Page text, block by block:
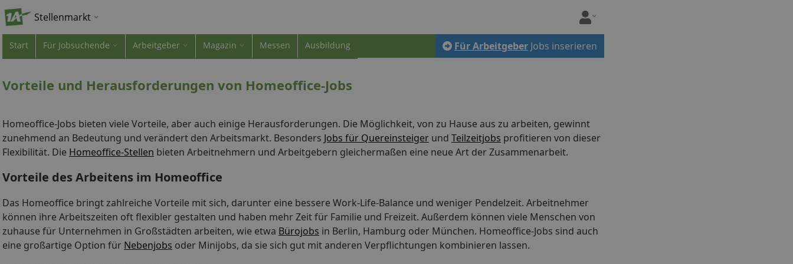
Stellenmarkt
Start Für Jobsuchende Arbeitgeber Magazin Messen Ausbildung Für Arbeitgeber Jobs inserieren
Vorteile und Herausforderungen von Homeoffice-Jobs
Homeoffice-Jobs bieten viele Vorteile, aber auch einige Herausforderungen. Die Möglichkeit, von zu Hause aus zu arbeiten, gewinnt
zunehmend an Bedeutung und verändert den Arbeitsmarkt. Besonders Jobs für Quereinsteiger und Teilzeitjobs profitieren von dieser
Flexibilität. Die Homeoffice-Stellen bieten Arbeitnehmern und Arbeitgebern gleichermaßen eine neue Art der Zusammenarbeit.
Vorteile des Arbeitens im Homeoffice
Das Homeoffice bringt zahlreiche Vorteile mit sich, darunter eine bessere Work-Life-Balance und weniger Pendelzeit. Arbeitnehmer
können ihre Arbeitszeiten oft flexibler gestalten und haben mehr Zeit für Familie und Freizeit. Außerdem können viele Menschen von
zuhause für Unternehmen in Großstädten arbeiten, wie etwa Bürojobs in Berlin, Hamburg oder München. Homeoffice-Jobs sind auch
eine großartige Option für Nebenjobs oder Minijobs, da sie sich gut mit anderen Verpflichtungen kombinieren lassen.